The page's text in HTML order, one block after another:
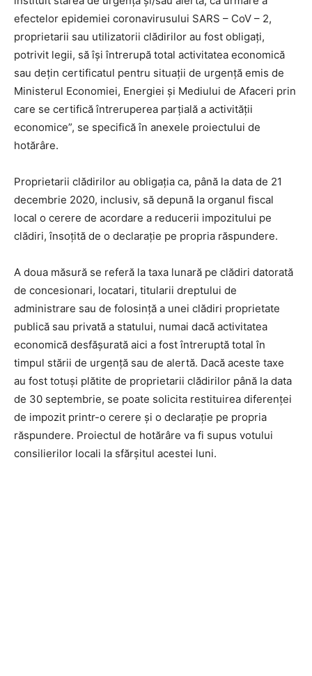
efectelor epidemiei coronavirusului SARS – CoV – 2,
proprietarii sau utilizatorii clădirilor au fost obligaţi,
potrivit legii, să îşi întrerupă total activitatea economică
sau deţin certificatul pentru situaţii de urgenţă emis de
Ministerul Economiei, Energiei şi Mediului de Afaceri prin
care se certifică întreruperea parţială a activităţii
economice”, se specifică în anexele proiectului de
hotărâre.
Proprietarii clădirilor au obligaţia ca, până la data de 21
decembrie 2020, inclusiv, să depună la organul fiscal
local o cerere de acordare a reducerii impozitului pe
clădiri, însoţită de o declaraţie pe propria răspundere.
A doua măsură se referă la taxa lunară pe clădiri datorată
de concesionari, locatari, titularii dreptului de
administrare sau de folosință a unei clădiri proprietate
publică sau privată a statului, numai dacă activitatea
economică desfășurată aici a fost întreruptă total în
timpul stării de urgență sau de alertă. Dacă aceste taxe
au fost totuși plătite de proprietarii clădirilor până la data
de 30 septembrie, se poate solicita restituirea diferenței
de impozit printr-o cerere și o declarație pe propria
răspundere. Proiectul de hotărâre va fi supus votului
consilierilor locali la sfărșitul acestei luni.